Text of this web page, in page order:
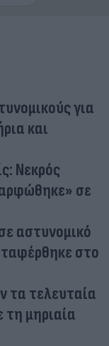
για
και
Νεκρός
σε
αστυνομικό
στο
τα τελευταία
μηριαία